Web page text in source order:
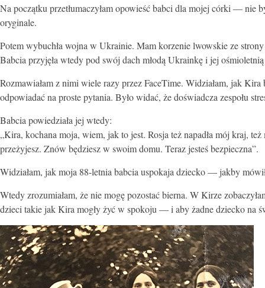
Na początku przetłumaczyłam opowieść babci dla mojej córki — nie
oryginale.
Potem wybuchła wojna w Ukrainie. Mam korzenie lwowskie ze
Babcia przyjęła wtedy pod swój dach młodą Ukrainkę i jej
Rozmawiałam z nimi wiele razy przez FaceTime. Widziałam, jak
odpowiadać na proste pytania. Było widać, że doświadcza zespołu
Babcia powiedziała jej wtedy:
„Kira, kochana moja, wiem, jak to jest. Rosja też napadła mój kraj,
przeżyjesz. Znów będziesz w swoim domu. Teraz jesteś bezpieczna”.
Widziałam, jak moja 88-letnia babcia uspokaja dziecko — jakby
Wtedy zrozumiałam, że nie mogę pozostać bierna. W Kirze
dzieci takie jak Kira mogły żyć w spokoju — i aby żadne dziecko na